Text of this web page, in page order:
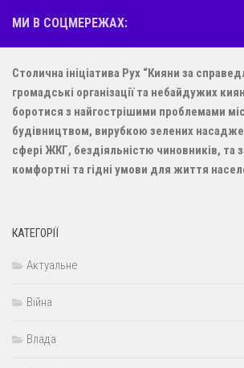
МИ В СОЦМЕРЕЖАХ:
Столична ініціатива Рух “Кияни за
громадські організації та небайдужих
боротися з найгострішими проблемами
будівництвом, вирубкою зелених
сфері ЖКГ, бездіяльністю чиновників, та
комфортні та гідні умови для життя
КАТЕГОРІЇ
Актуальне
Війна
Влада